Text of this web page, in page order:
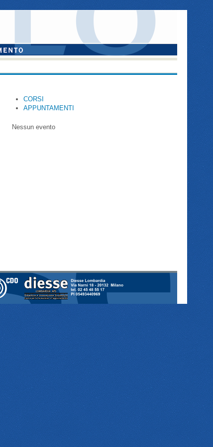
CORSI
APPUNTAMENTI
Nessun evento